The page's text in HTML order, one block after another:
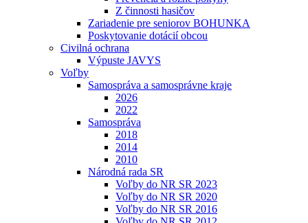
Z činnosti hasičov
Zariadenie pre seniorov BOHUNKA
Poskytovanie dotácií obcou
Civilná ochrana
Výpuste JAVYS
Voľby
Samospráva a samosprávne kraje
2026
2022
Samospráva
2018
2014
2010
Národná rada SR
Voľby do NR SR 2023
Voľby do NR SR 2020
Voľby do NR SR 2016